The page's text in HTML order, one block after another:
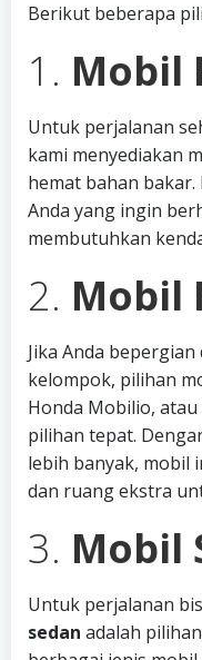
Berikut beberapa
1. Mobil
Untuk perjalanan
kami menyediakan
hemat bahan
Anda yang ingin
membutuhkan
2. Mobil
Jika Anda
kelompok, pilihan
Honda Mobilio,
pilihan tepat.
lebih banyak, mobil
dan ruang ekstra
3. Mobil
Untuk perjalanan
sedan adalah